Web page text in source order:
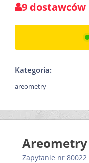
9 dostawców
Kategoria:
areometry
Areometry
Zapytanie nr 80022